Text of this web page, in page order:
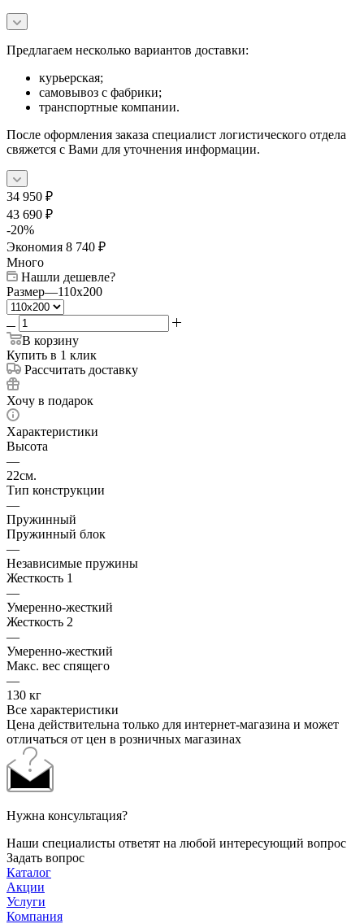
Предлагаем несколько вариантов доставки:
курьерская;
самовывоз с фабрики;
транспортные компании.
После оформления заказа специалист логистического отдела
свяжется с Вами для уточнения информации.
34 950 ₽
43 690 ₽
-20%
Экономия 8 740 ₽
Много
Нашли дешевле?
Размер—110x200
В корзину
Купить в 1 клик
Рассчитать доставку
Хочу в подарок
Характеристики
Высота
—
22см.
Тип конструкции
—
Пружинный
Пружинный блок
—
Независимые пружины
Жесткость 1
—
Умеренно-жесткий
Жесткость 2
—
Умеренно-жесткий
Макс. вес спящего
—
130 кг
Все характеристики
Цена действительна только для интернет-магазина и может
отличаться от цен в розничных магазинах
Нужна консультация?
Наши специалисты ответят на любой интересующий вопрос
Задать вопрос
Каталог
Акции
Услуги
Компания